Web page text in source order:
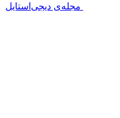
مجله‌ی دیجی‌استایل